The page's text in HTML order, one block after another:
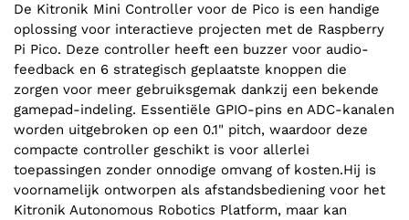
De Kitronik Mini Controller voor de Pico is een handige
oplossing voor interactieve projecten met de Raspberry
Pi Pico. Deze controller heeft een buzzer voor audio-
feedback en 6 strategisch geplaatste knoppen die
zorgen voor meer gebruiksgemak dankzij een bekende
gamepad-indeling. Essentiële GPIO-pins en ADC-kanalen
worden uitgebroken op een 0.1" pitch, waardoor deze
compacte controller geschikt is voor allerlei
toepassingen zonder onnodige omvang of kosten.Hij is
voornamelijk ontworpen als afstandsbediening voor het
Kitronik Autonomous Robotics Platform, maar kan